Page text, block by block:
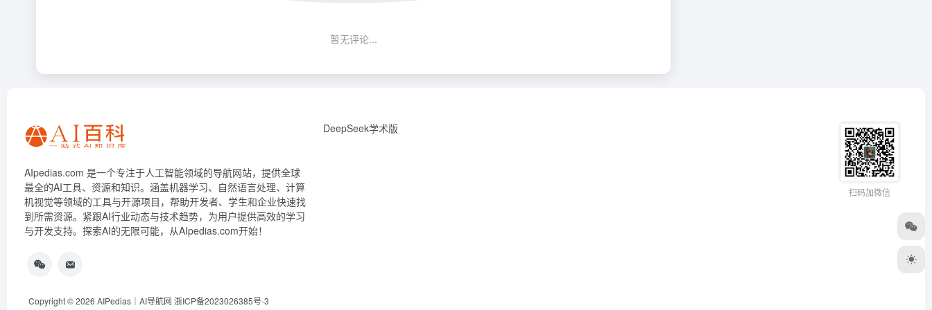
暂无评论...
AIpedias.com 是一个专注于人工智能领域的导航网站，提供全球
最全的AI工具、资源和知识。涵盖机器学习、自然语言处理、计算
机视觉等领域的工具与开源项目，帮助开发者、学生和企业快速找
到所需资源。紧跟AI行业动态与技术趋势，为用户提供高效的学习
与开发支持。探索AI的无限可能，从AIpedias.com开始！
DeepSeek学术版
扫码加微信
Copyright © 2026 AIPedias｜AI导航网 浙ICP备2023026385号-3